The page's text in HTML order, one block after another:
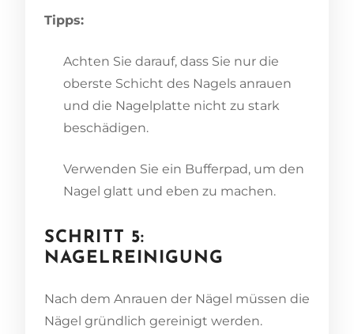
Tipps:
Achten Sie darauf, dass Sie nur die
oberste Schicht des Nagels anrauen
und die Nagelplatte nicht zu stark
beschädigen.
Verwenden Sie ein Bufferpad, um den
Nagel glatt und eben zu machen.
SCHRITT 5:
NAGELREINIGUNG
Nach dem Anrauen der Nägel müssen die
Nägel gründlich gereinigt werden.